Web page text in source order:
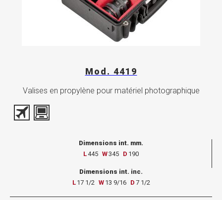
Mod. 4419
Valises en propylène pour matériel photographique
Dimensions int. mm.
L445 W345 D 190
Dimensions int. inc.
L 17 1/2 W 13 9/16 D 7 1/2